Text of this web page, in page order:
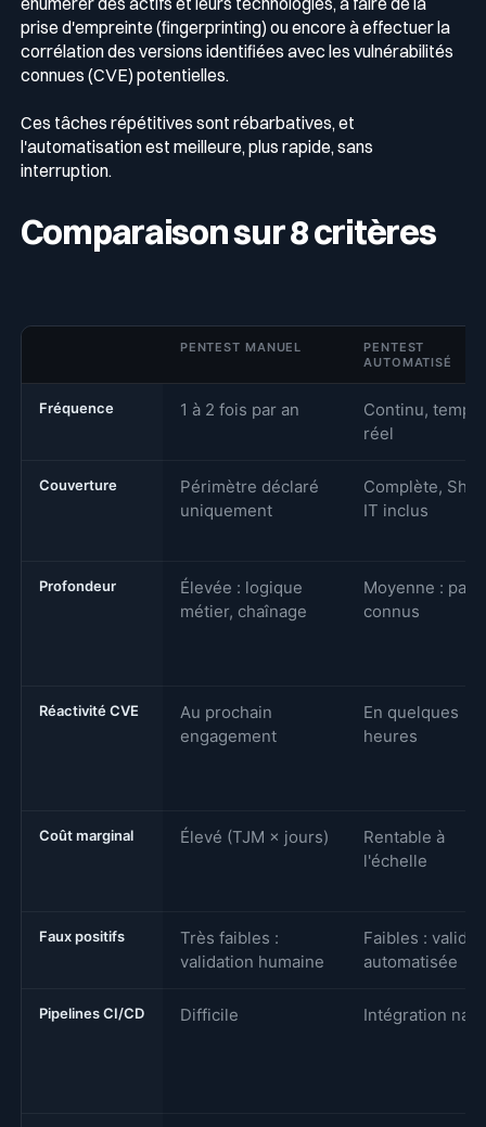
prise d'empreinte (fingerprinting) ou encore à effectuer la
corrélation des versions identifiées avec les vulnérabilités
connues (CVE) potentielles.
Ces tâches répétitives sont rébarbatives, et
l'automatisation est meilleure, plus rapide, sans
interruption.
Comparaison sur 8 critères
PENTEST MANUEL
PENTEST
AUTOMATISÉ
Fréquence 1 à 2 fois par an
Continu, temps
réel
Couverture
Périmètre déclaré
uniquement
Complète,
IT inclus
Profondeur
Élevée : logique
métier, chaînage
Moyenne :
connus
Réactivité CVE
Au prochain
engagement
En quelques
heures
Coût marginal Élevé (TJM × jours)
Rentable à
l'échelle
Faux positifs
Très faibles :
validation humaine
Faibles :
automatisée
Pipelines CI/CD Difficile Intégration